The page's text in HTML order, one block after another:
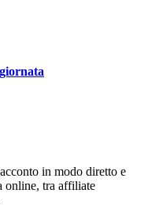
in modo diretto e
online, tra affiliate